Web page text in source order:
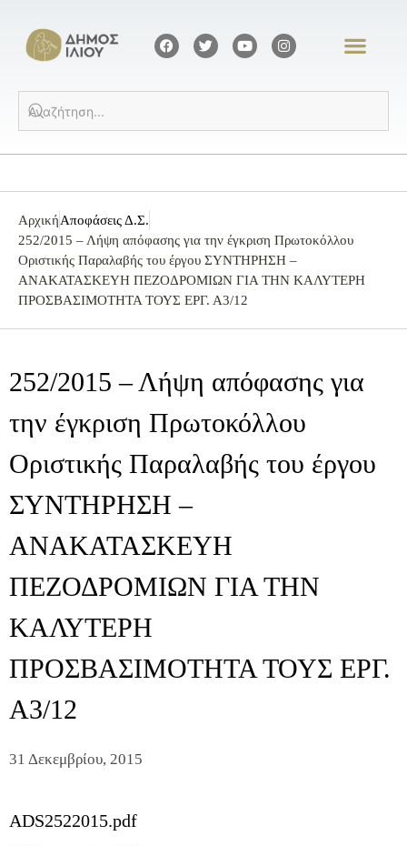
ΑρχικήΑποφάσεις Δ.Σ.
252/2015 – Λήψη απόφασης για την έγκριση Πρωτοκόλλου
Οριστικής Παραλαβής του έργου ΣΥΝΤΗΡΗΣΗ –
ΑΝΑΚΑΤΑΣΚΕΥΗ ΠΕΖΟΔΡΟΜΙΩΝ ΓΙΑ ΤΗΝ ΚΑΛΥΤΕΡΗ
ΠΡΟΣΒΑΣΙΜΟΤΗΤΑ ΤΟΥΣ ΕΡΓ. Α3/12
252/2015 – Λήψη απόφασης για
την έγκριση Πρωτοκόλλου
Οριστικής Παραλαβής του έργου
ΣΥΝΤΗΡΗΣΗ –
ΑΝΑΚΑΤΑΣΚΕΥΗ
ΠΕΖΟΔΡΟΜΙΩΝ ΓΙΑ ΤΗΝ
ΚΑΛΥΤΕΡΗ
ΠΡΟΣΒΑΣΙΜΟΤΗΤΑ ΤΟΥΣ ΕΡΓ.
Α3/12
31 Δεκεμβρίου, 2015
ADS2522015.pdf